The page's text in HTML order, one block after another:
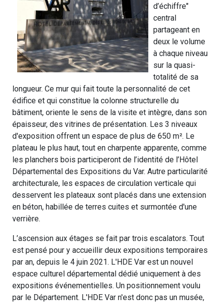
d’échiffre"
central
partageant en
deux le volume
à chaque niveau
sur la quasi-
totalité de sa
longueur. Ce mur qui fait toute la personnalité de cet
édifice et qui constitue la colonne structurelle du
bâtiment, oriente le sens de la visite et intègre, dans son
épaisseur, des vitrines de présentation. Les 3 niveaux
d'exposition offrent un espace de plus de 650 m². Le
plateau le plus haut, tout en charpente apparente, comme
les planchers bois participeront de l’identité de l’Hôtel
Départemental des Expositions du Var. Autre particularité
architecturale, les espaces de circulation verticale qui
desservent les plateaux sont placés dans une extension
en béton, habillée de terres cuites et surmontée d'une
verrière.
L’ascension aux étages se fait par trois escalators. Tout
est pensé pour y accueillir deux expositions temporaires
par an, depuis le 4 juin 2021. L'HDE Var est un nouvel
espace culturel départemental dédié uniquement à des
expositions événementielles. Un positionnement voulu
par le Département. L'HDE Var n'est donc pas un musée,